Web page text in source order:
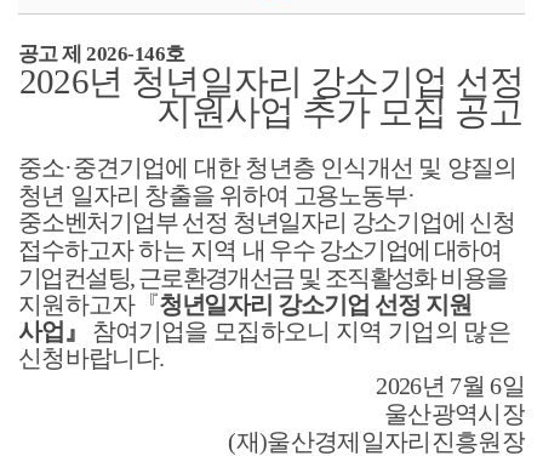
공고 제2026-146호
2026년 청년일자리 강소기업 선정
지원사업 추가 모집 공고
중소·중견기업에 대한 청년층 인식개선 및 양질의
청년 일자리 창출을 위하여 고용노동부·
중소벤처기업부 선정 청년일자리 강소기업에 신청
접수하고자 하는 지역 내 우수 강소기업에 대하여
기업컨설팅,근로환경개선금 및 조직활성화 비용을
지원하고자『청년일자리 강소기업 선정 지원
사업 』 참여기업을 모집하오니 지역 기업의 많은
신청바랍니다.
2026년 7월 6일
울산광역시장
(재)울산경제일자리진흥원장